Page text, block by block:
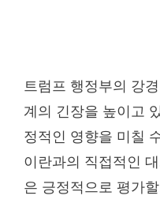
트럼프 행정부의 강
계의 긴장을 높이고
정적인 영향을 미칠
이란과의 직접적인
은 긍정적으로 평가